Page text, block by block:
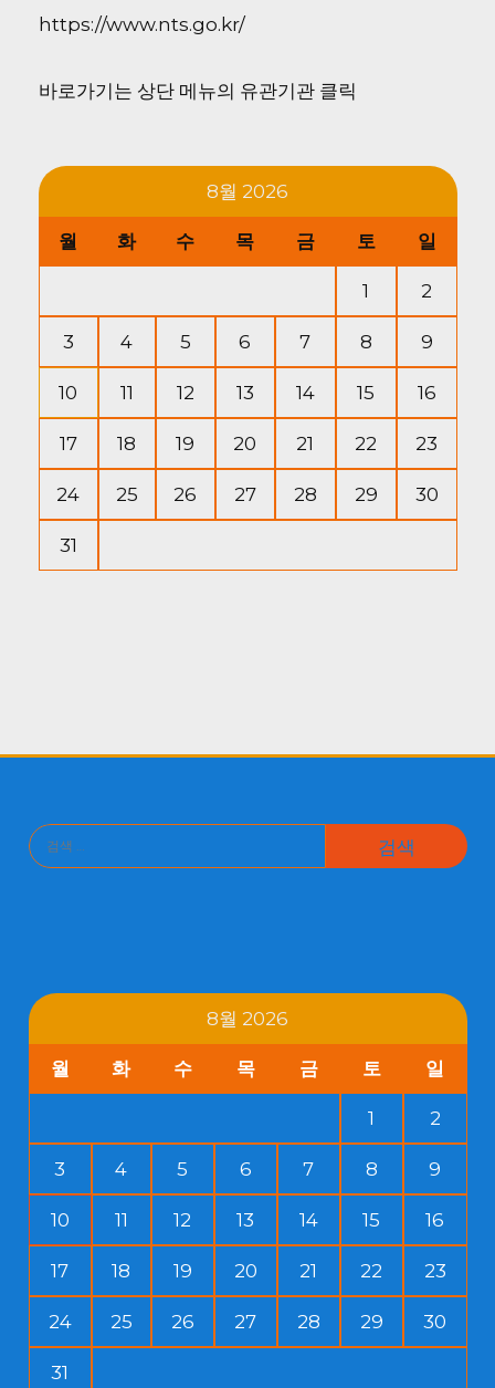
https://www.nts.go.kr/
바로가기는 상단 메뉴의 유관기관 클릭
8월 2026
월 화 수 목 금 토 일
1 2
3 4 5 6 7 8 9
10 11 12 13 14 15 16
17 18 19 20 21 22 23
24 25 26 27 28 29 30
31
검
8월 2026
월 화 수 목 금 토 일
1 2
3 4 5 6 7 8 9
10 11 12 13 14 15 16
17 18 19 20 21 22 23
24 25 26 27 28 29 30
31